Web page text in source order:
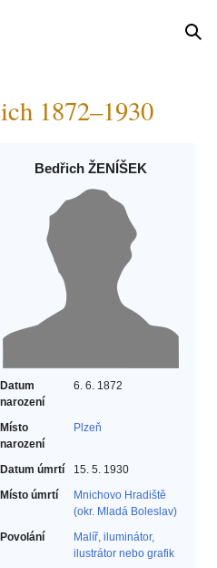
1872–1930
Bedřich ŽENÍŠEK
Datum
narození
6. 6. 1872
Místo
narození
Plzeň
Datum úmrtí
15. 5. 1930
Místo úmrtí
Mnichovo Hradiště
(okr. Mladá Boleslav)
Povolání
Malíř, iluminátor,
ilustrátor nebo grafik‎